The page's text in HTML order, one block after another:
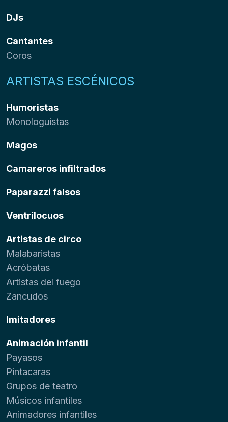
DJs
Cantantes
Coros
ARTISTAS ESCÉNICOS
Humoristas
Monologuistas
Magos
Camareros infiltrados
Paparazzi falsos
Ventrílocuos
Artistas de circo
Malabaristas
Acróbatas
Artistas del fuego
Zancudos
Imitadores
Animación infantil
Payasos
Pintacaras
Grupos de teatro
Músicos infantiles
Animadores infantiles